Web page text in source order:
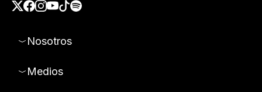
Nosotros
Medios